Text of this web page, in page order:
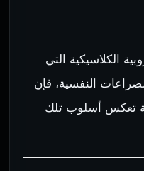
الكلاسيكية التي
النفسية، فإن
تعكس أسلوب تلك